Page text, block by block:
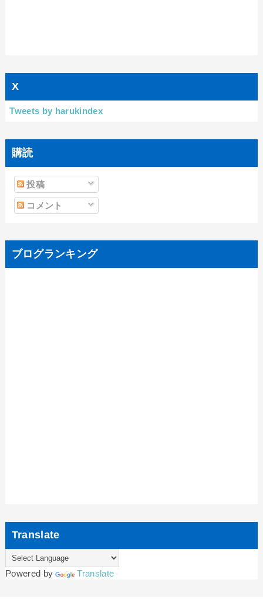
X
Tweets by harukindex
購読
投稿
コメント
ブログランキング
Translate
Powered by Translate